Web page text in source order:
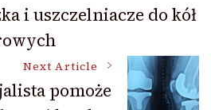
i uszczelniacze do kół
Next Article
pomoże